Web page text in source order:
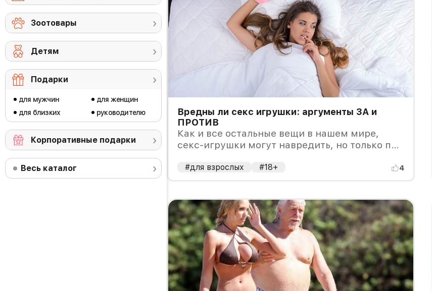
Зоотовары
Детям
Подарки
для мужчин
для близких
для женщин
руководителю
Корпоративные подарки
Весь каталог
Вредны ли секс игрушки: аргументы ЗА и
ПРОТИВ
Как и все остальные вещи в нашем мире,
секс-игрушки могут навредить, но только при
#для взрослых #18+ 4